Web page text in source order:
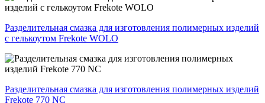
Разделительная смазка для изготовления полимерных изделий
с гелькоутом Frekote WOLO
Разделительная смазка для изготовления полимерных изделий
Frekote 770 NC